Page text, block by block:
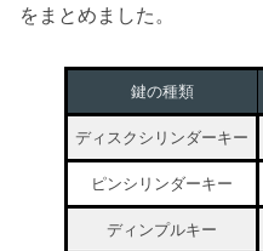
をまとめました。
鍵の種類
ディスクシリンダーキー
ピンシリンダーキー
ディンプルキー